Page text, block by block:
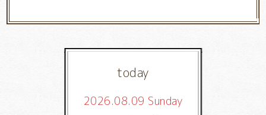
today
2026.08.09 Sunday